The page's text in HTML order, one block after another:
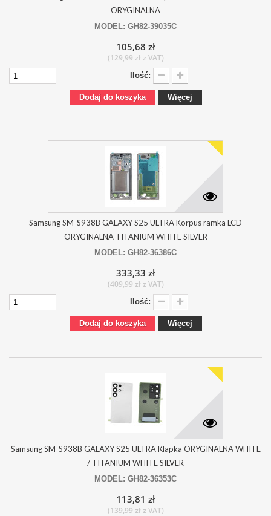
ORYGINALNA
MODEL: GH82-39035C
105,68 zł
(129,99 zł z VAT)
Ilość:
Dodaj do koszyka Więcej
Samsung SM-S938B GALAXY S25 ULTRA Korpus ramka LCD
ORYGINALNA TITANIUM WHITE SILVER
MODEL: GH82-36386C
333,33 zł
(409,99 zł z VAT)
Ilość:
Dodaj do koszyka Więcej
Samsung SM-S938B GALAXY S25 ULTRA Klapka ORYGINALNA WHITE
/ TITANIUM WHITE SILVER
MODEL: GH82-36353C
113,81 zł
(139,99 zł z VAT)